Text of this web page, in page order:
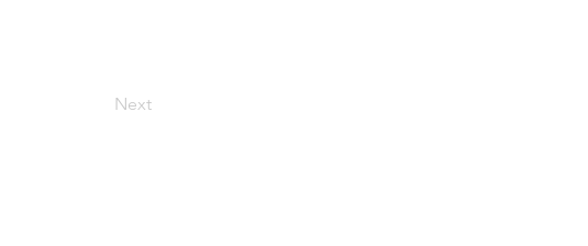
Next